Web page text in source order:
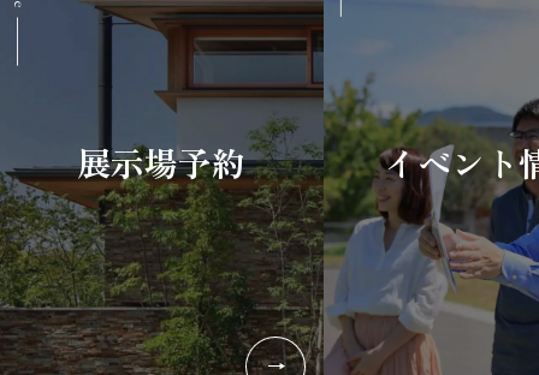
展示場予約 イベント